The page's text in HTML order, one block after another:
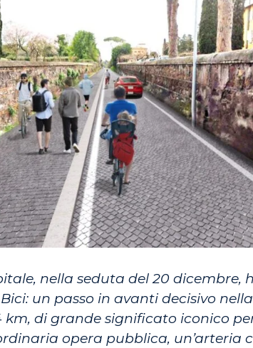
nella seduta del 20
un passo in avanti decisivo
km, di grande significato iconico
opera pubblica,